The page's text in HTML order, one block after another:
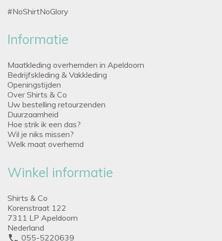
#NoShirtNoGlory
Informatie
Maatkleding overhemden in Apeldoorn
Bedrijfskleding & Vakkleding
Openingstijden
Over Shirts & Co
Uw bestelling retourzenden
Duurzaamheid
Hoe strik ik een das?
Wil je niks missen?
Welk maat overhemd
Winkel informatie
Shirts & Co
Korenstraat 122
7311 LP Apeldoorn
Nederland
phone 055-5220639